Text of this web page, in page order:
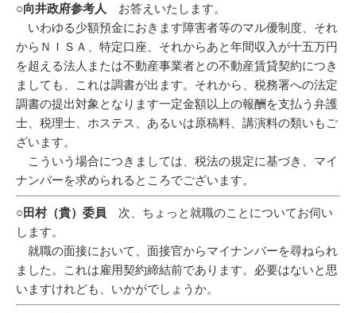
○向井政府参考人
お答えいたします。
いわゆる少額預金におきます障害者等のマル優制度、それ
からＮＩＳＡ、特定口座、それからあと年間収入が十五万円
を超える法人または不動産事業者との不動産賃貸契約につき
ましても、これは調書が出ます。それから、税務署への法定
調書の提出対象となります一定金額以上の報酬を支払う弁護
士、税理士、ホステス、あるいは原稿料、講演料の類いもご
ざいます。
こういう場合につきましては、税法の規定に基づき、マイ
ナンバーを求められるところでございます。
○田村（貴）委員 次、ちょっと就職のことについてお伺い
します。
就職の面接において、面接官からマイナンバーを尋ねられ
ました。これは雇用契約締結前であります。必要はないと思
いますけれども、いかがでしょうか。